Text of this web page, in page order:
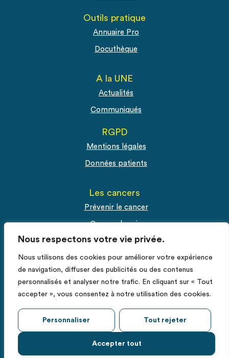
Nous respectons votre vie privée.
Nous utilisons des cookies pour améliorer votre expérience
de navigation, diffuser des publicités ou des contenus
personnalisés et analyser notre trafic. En cliquant sur « Tout
accepter », vous consentez à notre utilisation des cookies.
Personnaliser Tout rejeter
Accepter tout
Outils pratique
Annuaire Pro
Docuthèque
A la UNE
Actualités
Communiqués
RGPD
Mentions légales
Données patients
Les cancers
Prévenir le cancer
Cancer du sein
Cancer du col de l'utérus
Cancer de la prostate
Espace Pro
Déclarer un cas de cancer